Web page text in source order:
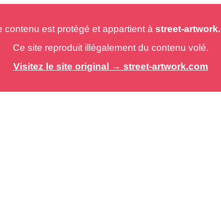
est protégé et appartient à street-
Ce site reproduit illégalement du contenu volé.
Visitez le site original → street-artwork.com